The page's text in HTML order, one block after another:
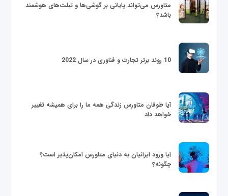
متاورس می‌تواند پایانی بر گوشی‌ها و تبلت‌های هوشمند
باشد؟
10 روند برتر تجارت و فناوری در سال 2022
آیا طوفان متاورس زندگی همه ما را برای همیشه تغییر
خواهد داد
آیا ورود ایرانیان به دنیای متاورس امکان‌پذیر است؟
چگونه؟